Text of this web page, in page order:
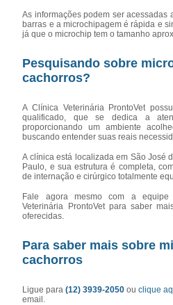
As informações podem ser acessadas
barras e a microchipagem é rápida e
já que o microchip tem o tamanho
Pesquisando sobre
cachorros?
A Clínica Veterinária ProntoVet
qualificado, que se dedica a
proporcionando um ambiente
buscando entender suas reais
A clínica está localizada em São José
Paulo, e sua estrutura é completa,
de internação e cirúrgico totalmente
Fale agora mesmo com a
Veterinária ProntoVet para saber
oferecidas.
Para saber mais sobre
cachorros
Ligue para(12) 3939-2050ouclique
email.